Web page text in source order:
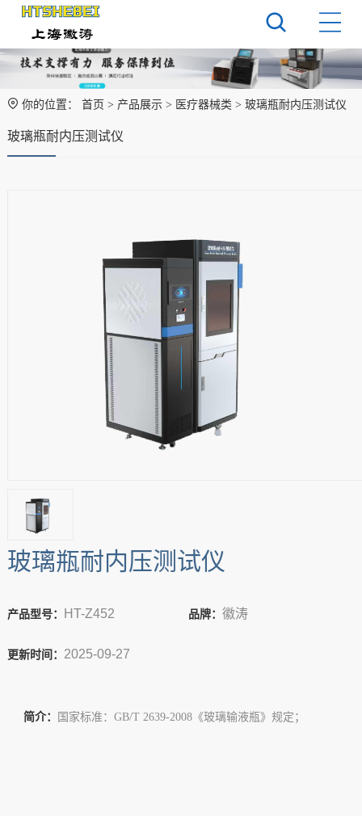
你的位置： 首页 > 产品展示> 医疗器械类 > 玻璃瓶耐内压测试仪
玻璃瓶耐内压测试仪
玻璃瓶耐内压测试仪
产品型号： HT-Z452 品牌： 徽涛
更新时间： 2025-09-27
简介： 国家标准：GB/T 2639-2008《玻璃输液瓶》规定；